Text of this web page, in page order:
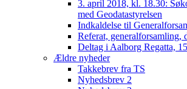
3. april 2018, kl. 18.30:
med Geodatastyrelsen
Indkaldelse til
Referat, generalforsamling,
Deltag i Aalborg Regatta,
Ældre nyheder
Takkebrev fra TS
Nyhedsbrev 2